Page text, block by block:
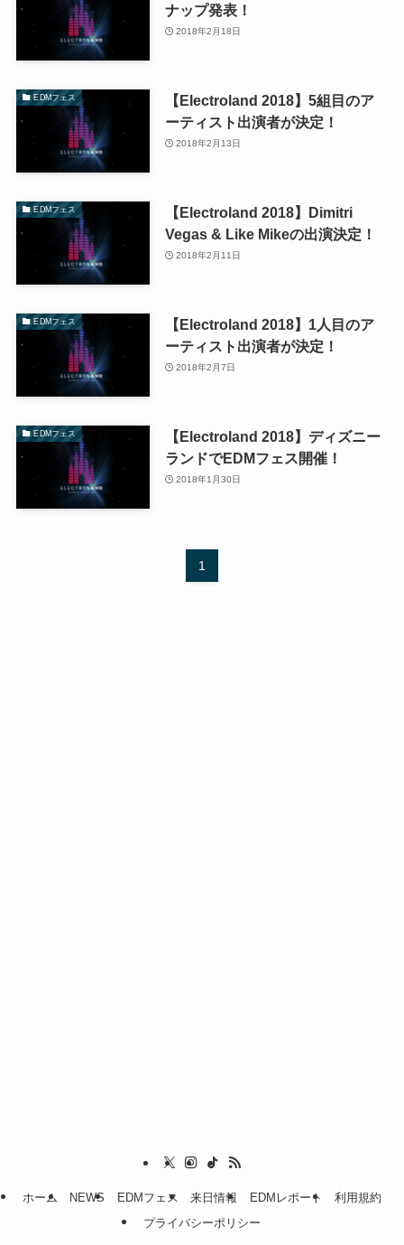
ナップ発表！
2018年2月18日
EDMフェス
【Electroland 2018】5組目のア
ーティスト出演者が決定！
2018年2月13日
EDMフェス
【Electroland 2018】Dimitri
Vegas & Like Mikeの出演決定！
2018年2月11日
EDMフェス
【Electroland 2018】1人目のア
ーティスト出演者が決定！
2018年2月7日
EDMフェス
【Electroland 2018】ディズニー
ランドでEDMフェス開催！
2018年1月30日
1
ホーム NEWS EDMフェス 来日情報 EDMレポート
利用規約
プライバシーポリシー